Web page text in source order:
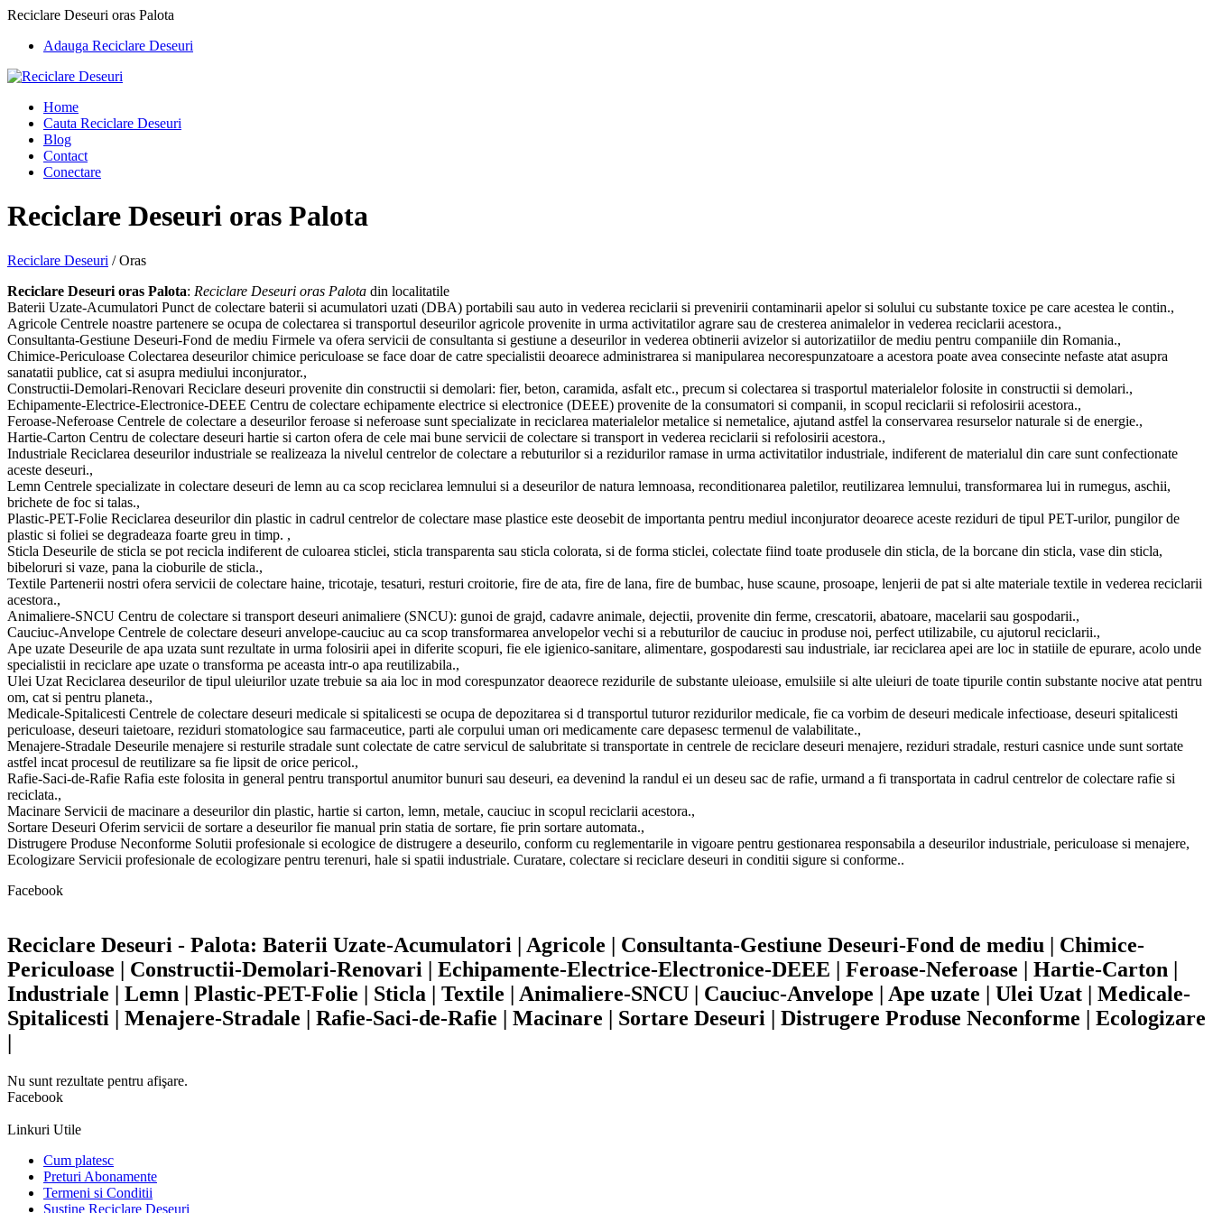
Reciclare Deseuri oras Palota
Adauga Reciclare Deseuri
Home
Cauta Reciclare Deseuri
Blog
Contact
Conectare
Reciclare Deseuri oras Palota
Reciclare Deseuri /Oras
Reciclare Deseuri oras Palota: Reciclare Deseuri oras Palota din localitatile
Baterii Uzate-Acumulatori Punct de colectare baterii si acumulatori uzati (DBA) portabili sau auto in vederea reciclarii si prevenirii contaminarii apelor si solului cu substante toxice pe care acestea le contin.,
Agricole Centrele noastre partenere se ocupa de colectarea si transportul deseurilor agricole provenite in urma activitatilor agrare sau de cresterea animalelor in vederea reciclarii acestora.,
Consultanta-Gestiune Deseuri-Fond de mediu Firmele va ofera servicii de consultanta si gestiune a deseurilor in vederea obtinerii avizelor si autorizatiilor de mediu pentru companiile din Romania.,
Chimice-Periculoase Colectarea deseurilor chimice periculoase se face doar de catre specialistii deoarece administrarea si manipularea necorespunzatoare a acestora poate avea consecinte nefaste atat asupra
sanatatii publice, cat si asupra mediului inconjurator.,
Constructii-Demolari-Renovari Reciclare deseuri provenite din constructii si demolari: fier, beton, caramida, asfalt etc., precum si colectarea si trasportul materialelor folosite in constructii si demolari.,
Echipamente-Electrice-Electronice-DEEE Centru de colectare echipamente electrice si electronice (DEEE) provenite de la consumatori si companii, in scopul reciclarii si refolosirii acestora.,
Feroase-Neferoase Centrele de colectare a deseurilor feroase si neferoase sunt specializate in reciclarea materialelor metalice si nemetalice, ajutand astfel la conservarea resurselor naturale si de energie.,
Hartie-Carton Centru de colectare deseuri hartie si carton ofera de cele mai bune servicii de colectare si transport in vederea reciclarii si refolosirii acestora.,
Industriale Reciclarea deseurilor industriale se realizeaza la nivelul centrelor de colectare a rebuturilor si a rezidurilor ramase in urma activitatilor industriale, indiferent de materialul din care sunt confectionate
aceste deseuri.,
Lemn Centrele specializate in colectare deseuri de lemn au ca scop reciclarea lemnului si a deseurilor de natura lemnoasa, reconditionarea paletilor, reutilizarea lemnului, transformarea lui in rumegus, aschii,
brichete de foc si talas.,
Plastic-PET-Folie Reciclarea deseurilor din plastic in cadrul centrelor de colectare mase plastice este deosebit de importanta pentru mediul inconjurator deoarece aceste reziduri de tipul PET-urilor, pungilor de
plastic si foliei se degradeaza foarte greu in timp. ,
Sticla Deseurile de sticla se pot recicla indiferent de culoarea sticlei, sticla transparenta sau sticla colorata, si de forma sticlei, colectate fiind toate produsele din sticla, de la borcane din sticla, vase din sticla,
bibeloruri si vaze, pana la cioburile de sticla.,
Textile Partenerii nostri ofera servicii de colectare haine, tricotaje, tesaturi, resturi croitorie, fire de ata, fire de lana, fire de bumbac, huse scaune, prosoape, lenjerii de pat si alte materiale textile in vederea reciclarii
acestora.,
Animaliere-SNCU Centru de colectare si transport deseuri animaliere (SNCU): gunoi de grajd, cadavre animale, dejectii, provenite din ferme, crescatorii, abatoare, macelarii sau gospodarii.,
Cauciuc-Anvelope Centrele de colectare deseuri anvelope-cauciuc au ca scop transformarea anvelopelor vechi si a rebuturilor de cauciuc in produse noi, perfect utilizabile, cu ajutorul reciclarii.,
Ape uzate Deseurile de apa uzata sunt rezultate in urma folosirii apei in diferite scopuri, fie ele igienico-sanitare, alimentare, gospodaresti sau industriale, iar reciclarea apei are loc in statiile de epurare, acolo unde
specialistii in reciclare ape uzate o transforma pe aceasta intr-o apa reutilizabila.,
Ulei Uzat Reciclarea deseurilor de tipul uleiurilor uzate trebuie sa aia loc in mod corespunzator deaorece rezidurile de substante uleioase, emulsiile si alte uleiuri de toate tipurile contin substante nocive atat pentru
om, cat si pentru planeta.,
Medicale-Spitalicesti Centrele de colectare deseuri medicale si spitalicesti se ocupa de depozitarea si d transportul tuturor rezidurilor medicale, fie ca vorbim de deseuri medicale infectioase, deseuri spitalicesti
periculoase, deseuri taietoare, reziduri stomatologice sau farmaceutice, parti ale corpului uman ori medicamente care depasesc termenul de valabilitate.,
Menajere-Stradale Deseurile menajere si resturile stradale sunt colectate de catre servicul de salubritate si transportate in centrele de reciclare deseuri menajere, reziduri stradale, resturi casnice unde sunt sortate
astfel incat procesul de reutilizare sa fie lipsit de orice pericol.,
Rafie-Saci-de-Rafie Rafia este folosita in general pentru transportul anumitor bunuri sau deseuri, ea devenind la randul ei un deseu sac de rafie, urmand a fi transportata in cadrul centrelor de colectare rafie si
reciclata.,
Macinare Servicii de macinare a deseurilor din plastic, hartie si carton, lemn, metale, cauciuc in scopul reciclarii acestora.,
Sortare Deseuri Oferim servicii de sortare a deseurilor fie manual prin statia de sortare, fie prin sortare automata.,
Distrugere Produse Neconforme Solutii profesionale si ecologice de distrugere a deseurilo, conform cu reglementarile in vigoare pentru gestionarea responsabila a deseurilor industriale, periculoase si menajere,
Ecologizare Servicii profesionale de ecologizare pentru terenuri, hale si spatii industriale. Curatare, colectare si reciclare deseuri in conditii sigure si conforme..
Facebook
Reciclare Deseuri - Palota: Baterii Uzate-Acumulatori | Agricole | Consultanta-Gestiune Deseuri-Fond de mediu | Chimice-
Periculoase | Constructii-Demolari-Renovari | Echipamente-Electrice-Electronice-DEEE | Feroase-Neferoase | Hartie-Carton |
Industriale | Lemn | Plastic-PET-Folie | Sticla | Textile | Animaliere-SNCU | Cauciuc-Anvelope | Ape uzate | Ulei Uzat | Medicale-
Spitalicesti | Menajere-Stradale | Rafie-Saci-de-Rafie | Macinare | Sortare Deseuri | Distrugere Produse Neconforme | Ecologizare
|
Nu sunt rezultate pentru afişare.
Facebook
Linkuri Utile
Cum platesc
Preturi Abonamente
Termeni si Conditii
Sustine Reciclare Deseuri